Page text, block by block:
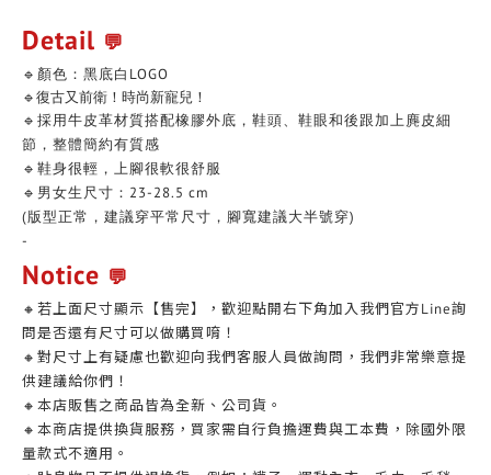
Detail 💬
🔹顏色：黑底白LOGO
🔹復古又前衛！時尚新寵兒！
🔹採用牛皮革材質搭配橡膠外底，鞋頭、鞋眼和後跟加上麂皮細
節，整體簡約有質感
🔹鞋身很輕，上腳很軟很舒服
🔹男女生尺寸：23-28.5 cm
(版型正常，建議穿平常尺寸，腳寬建議大半號穿)
-
Notice 💬
🔸若上面尺寸顯示【售完】，歡迎點開右下角加入我們官方Line詢
問是否還有尺寸可以做購買唷！
🔸對尺寸上有疑慮也歡迎向我們客服人員做詢問，我們非常樂意提
供建議給你們！
🔸本店販售之商品皆為全新、公司貨。
🔸本商店提供換貨服務，買家需自行負擔運費與工本費，除國外限
量款式不適用。